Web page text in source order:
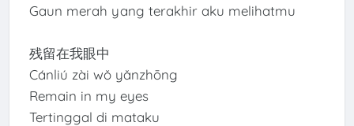
Gaun merah yang terakhir aku melihatmu
残留在我眼中
Cánliú zài wǒ yǎnzhōng
Remain in my eyes
Tertinggal di mataku